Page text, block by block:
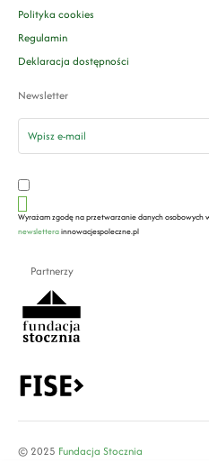
Polityka cookies
Regulamin
Deklaracja dostępności
Newsletter
email
Wyrażam zgodę na przetwarzanie danych osobowych
newsletterainnowacjespoleczne.pl
Partnerzy
© 2025 Fundacja Stocznia